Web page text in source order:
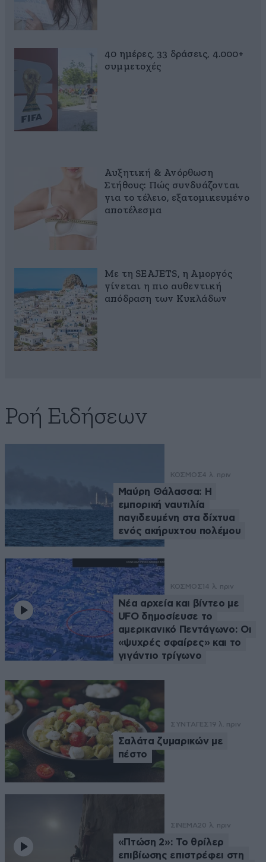
40 ημέρες, 33 δράσεις, 4.000+
συμμετοχές
Αυξητική & Ανόρθωση
Στήθους: Πώς συνδυάζονται
για το τέλειο, εξατομικευμένο
αποτέλεσμα
Με τη SEAJETS, η Αμοργός
γίνεται η πιο αυθεντική
απόδραση των Κυκλάδων
Ροή Ειδήσεων
ΚΟΣΜΟΣ4 λ. πριν
Μαύρη Θάλασσα: Η
εμπορική ναυτιλία
παγιδευμένη στα δίχτυα
ενός ακήρυχτου πολέμου
ΚΟΣΜΟΣ 14 λ. πριν
Νέα αρχεία και βίντεο με
UFO δημοσίευσε το
αμερικανικό Πεντάγωνο: Οι
«ψυχρές σφαίρες» και το
γιγάντιο τρίγωνο
ΣΥΝΤΑΓΕΣ 19 λ. πριν
Σαλάτα ζυμαρικών με
πέστο
ΣΙΝΕΜΑ20 λ. πριν
«Πτώση 2»: Το θρίλερ
επιβίωσης επιστρέφει στη